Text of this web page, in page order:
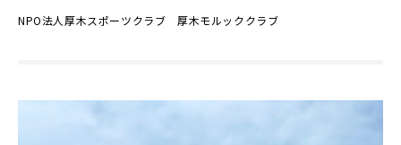
NPO法人厚木スポーツクラブ 厚木モルッククラブ